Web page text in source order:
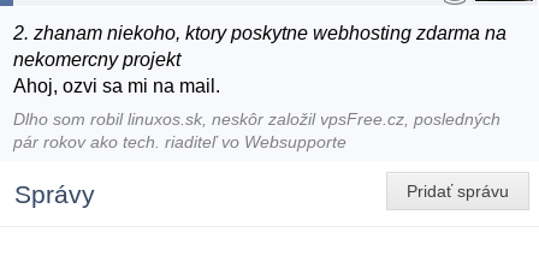
2. zhanam niekoho, ktory poskytne webhosting zdarma na
nekomercny projekt
Ahoj, ozvi sa mi na mail.
Dlho som robil linuxos.sk, neskôr založil vpsFree.cz, posledných
pár rokov ako tech. riaditeľ vo Websupporte
Pridať správu
Správy